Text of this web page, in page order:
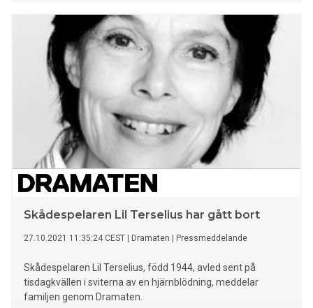
Skådespelaren Lil Terselius har gått bort
27.10.2021 11:35:24 CEST Dramaten Pressmeddelande
Skådespelaren Lil Terselius, född 1944, avled sent på
tisdagkvällen i sviterna av en hjärnblödning, meddelar
familjen genom Dramaten.